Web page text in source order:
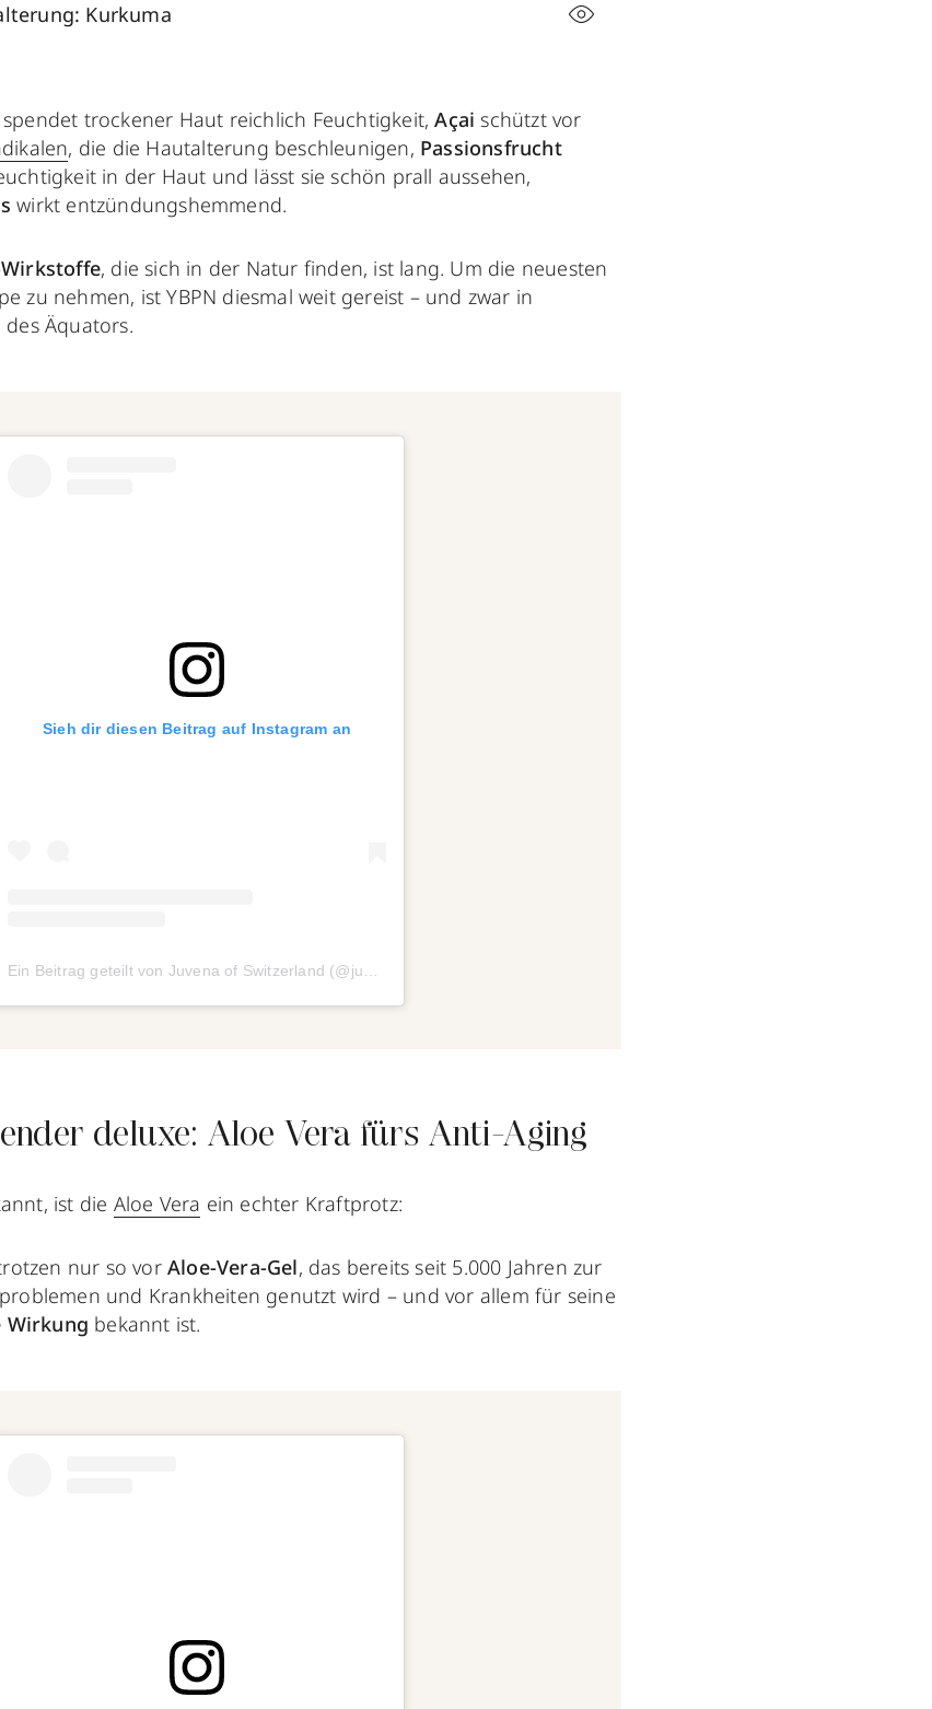
Kurkuma
spendet trockener Haut reichlich Feuchtigkeit,Açai schützt vor
, die die Hautalterung beschleunigen, Passionsfrucht
in der Haut und lässt sie schön prall aussehen,
wirkt entzündungshemmend.
, die sich in der Natur finden, ist lang. Um die neuesten
zu nehmen, ist YBPN diesmal weit gereist – und zwar in
Äquators.
Sieh dir diesen Beitrag auf Instagram an
deluxe: Aloe Vera fürs Anti-Aging
ist die Aloe Vera ein echter Kraftprotz:
nur so vor Aloe-Vera-Gel, das bereits seit 5.000 Jahren zur
und Krankheiten genutzt wird – und vor allem für seine
Wirkung bekannt ist.